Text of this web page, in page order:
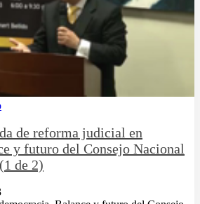
de reforma judicial en
y futuro del Consejo Nacional
(1 de 2)